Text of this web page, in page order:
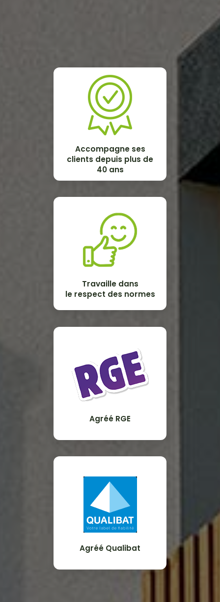
Accompagne ses
clients depuis plus de
40 ans
Travaille dans
le respect des normes
Agréé RGE
Agréé Qualibat